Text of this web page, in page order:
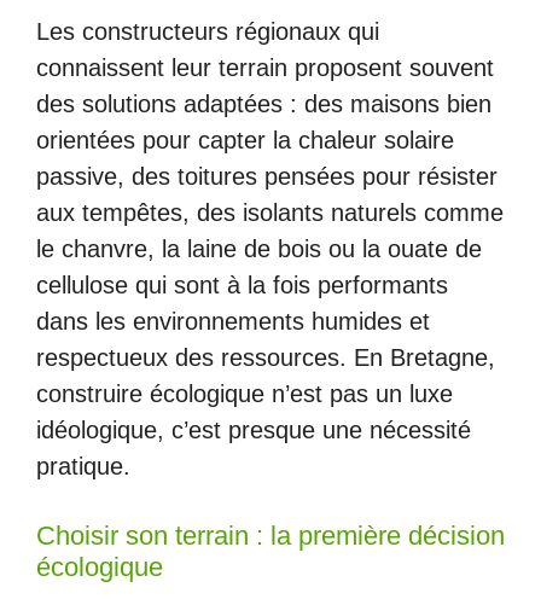
Les constructeurs régionaux qui
connaissent leur terrain proposent souvent
des solutions adaptées : des maisons bien
orientées pour capter la chaleur solaire
passive, des toitures pensées pour résister
aux tempêtes, des isolants naturels comme
le chanvre, la laine de bois ou la ouate de
cellulose qui sont à la fois performants
dans les environnements humides et
respectueux des ressources. En Bretagne,
construire écologique n’est pas un luxe
idéologique, c’est presque une nécessité
pratique.
Choisir son terrain : la première décision
écologique